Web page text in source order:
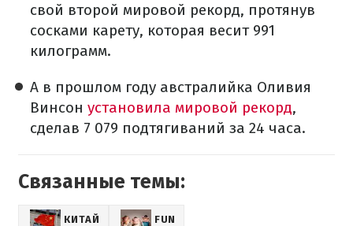
свой второй мировой рекорд, протянув
сосками карету, которая весит 991
килограмм.
А в прошлом году австралийка Оливия
Винсон установила мировой рекорд,
сделав 7 079 подтягиваний за 24 часа.
Связанные темы:
КИТАЙ FUN